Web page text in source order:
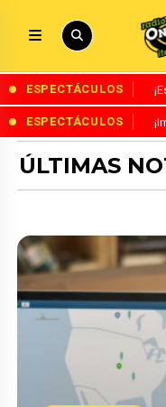
ESPECTÁCULOS
ESPECTÁCULOS
ÚLTIMAS